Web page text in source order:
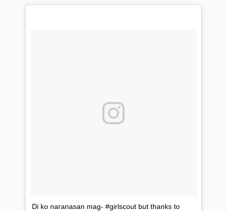
Di ko naranasan mag- #girlscout but thanks to